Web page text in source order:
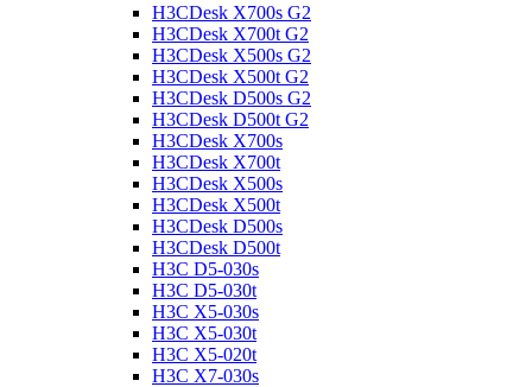
H3CDesk X700s G2
H3CDesk X700t G2
H3CDesk X500s G2
H3CDesk X500t G2
H3CDesk D500s G2
H3CDesk D500t G2
H3CDesk X700s
H3CDesk X700t
H3CDesk X500s
H3CDesk X500t
H3CDesk D500s
H3CDesk D500t
H3C D5-030s
H3C D5-030t
H3C X5-030s
H3C X5-030t
H3C X5-020t
H3C X7-030s